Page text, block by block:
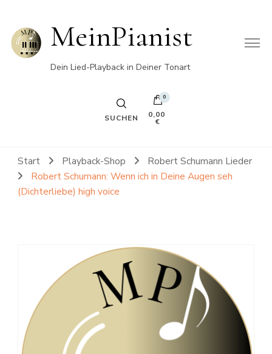
MeinPianist
Dein Lied-Playback in Deiner Tonart
SUCHEN
0
0,00
€
Start Playback-Shop
Robert Schumann Lieder
Robert Schumann: Wenn ich in Deine Augen seh
(Dichterliebe) high voice